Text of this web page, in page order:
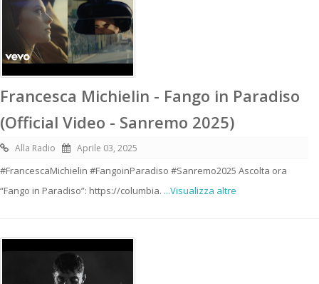
Francesca Michielin - Fango in Paradiso
(Official Video - Sanremo 2025)
Alla Radio Aprile 03, 2025
#FrancescaMichielin #FangoinParadiso #Sanremo2025 Ascolta ora
“Fango in Paradiso”: https://columbia. ...Visualizza altre